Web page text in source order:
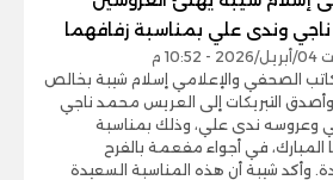
وندى علي بمناسبة زفافهما
م
الصحفي والإعلامي إسلام شيبة بخالص
وأصدق التبريكات إلى العريس محمد ناجي
وعروسه ندى علي، وذلك بمناسبة
المبارك، في أجواء مفعمة بالفرح
وأكد شيبة أن هذه المناسبة السعيدة